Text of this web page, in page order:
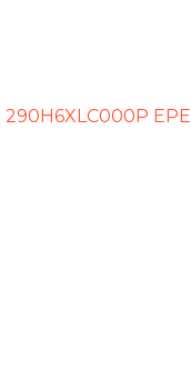
290H6XLC000P EPE